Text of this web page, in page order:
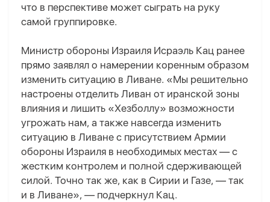
что в перспективе может сыграть на руку
самой группировке.
Министр обороны Израиля Исраэль Кац ранее
прямо заявлял о намерении коренным образом
изменить ситуацию в Ливане. «Мы решительно
настроены отделить Ливан от иранской зоны
влияния и лишить «Хезболлу» возможности
угрожать нам, а также навсегда изменить
ситуацию в Ливане с присутствием Армии
обороны Израиля в необходимых местах — с
жестким контролем и полной сдерживающей
силой. Точно так же, как в Сирии и Газе, — так
и в Ливане», — подчеркнул Кац.